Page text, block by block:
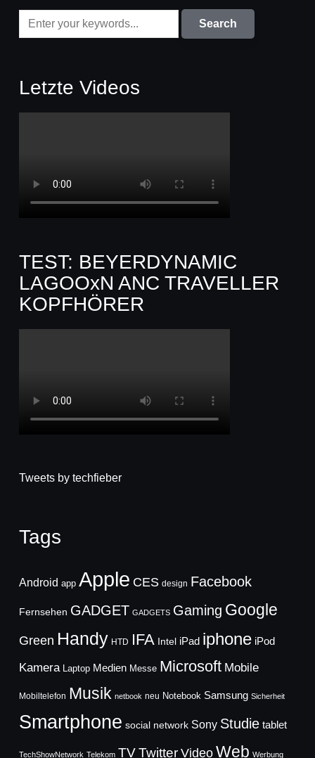
Letzte Videos
TEST: BEYERDYNAMIC
LAGOOxN ANC TRAVELLER
KOPFHÖRER
Tweets by techfieber
Tags
Android app Apple CES design Facebook
Fernsehen GADGET GADGETS Gaming Google
Green Handy HTD IFA Intel iPad iphone iPod
Kamera Laptop Medien Messe Microsoft Mobile
Mobiltelefon Musik netbook neu Notebook Samsung Sicherheit
Smartphone social network Sony Studie tablet
TechShowNetwork Telekom TVTwitter Video Web Werbung